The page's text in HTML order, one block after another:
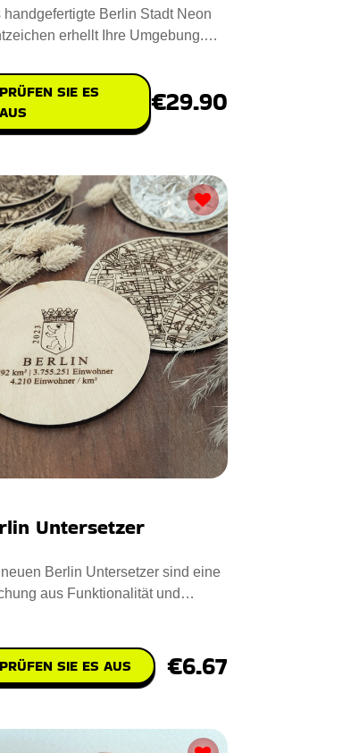
handgefertigte Berlin Stadt Neon
erhellt Ihre Umgebung.
PRÜFEN SIE ES
AUS
€29.90
Untersetzer
Berlin Untersetzer sind eine
aus Funktionalität und
PRÜFEN SIE ES AUS €6.67